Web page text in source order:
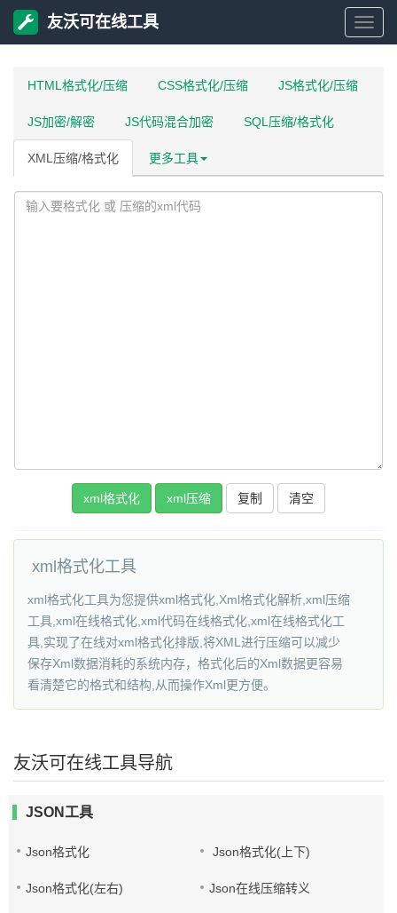
友
友沃可在线工具
HTML格式化/压缩 CSS格式化/压缩 JS格式化/压缩
JS加密/解密 JS代码混合加密 SQL压缩/格式化
XML压缩/格式化 更多工具
复制
xml格式化工具
xml格式化工具为您提供xml格式化,Xml格式化解析,xml压缩
工具,xml在线格式化,xml代码在线格式化,xml在线格式化工
具,实现了在线对xml格式化排版,将XML进行压缩可以减少
保存Xml数据消耗的系统内存，格式化后的Xml数据更容易
看清楚它的格式和结构,从而操作Xml更方便。
友沃可在线工具导航
JSON工具
Json格式化 Json格式化(上下)
Json格式化(左右) Json在线压缩转义